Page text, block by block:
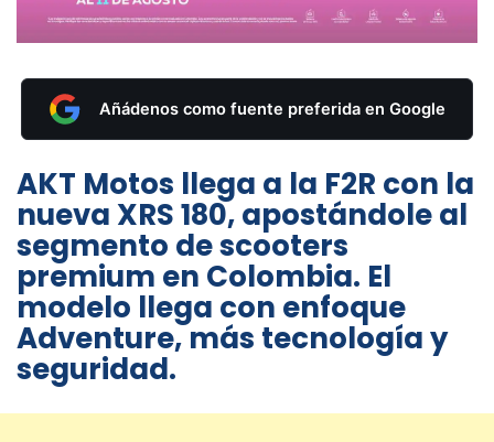
Añádenos como fuente preferida en Google
AKT Motos llega a la F2R con la
nueva XRS 180, apostándole al
segmento de scooters
premium en Colombia. El
modelo llega con enfoque
Adventure, más tecnología y
seguridad.